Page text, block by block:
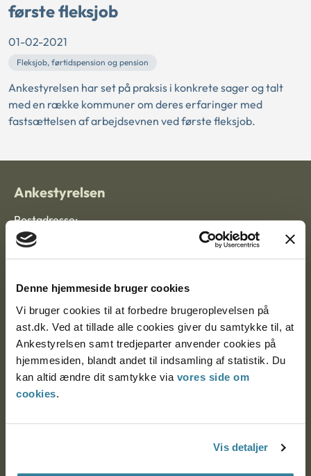
Denne hjemmeside bruger cookies
Vi bruger cookies til at forbedre brugeroplevelsen på
ast.dk. Ved at tillade alle cookies giver du samtykke til, at
Ankestyrelsen samt tredjeparter anvender cookies på
hjemmesiden, blandt andet til indsamling af statistik. Du
kan altid ændre dit samtykke via vores side om
cookies.
Vis detaljer
første fleksjob
01-02-2021
Fleksjob, førtidspension og pension
Ankestyrelsen har set på praksis i konkrete sager og talt
med en række kommuner om deres erfaringer med
fastsættelsen af arbejdsevnen ved første fleksjob.
Ankestyrelsen
Postadresse:
Nytorv 7, 2. sal
Ankestyrelsen Aalborg
Ankestyrelsen København